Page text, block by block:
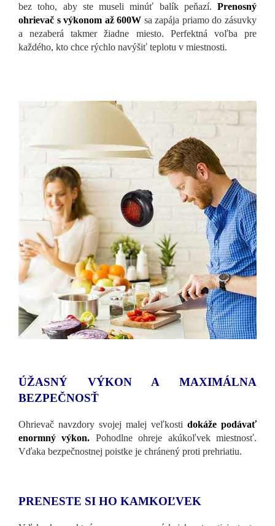
bez toho, aby ste museli minúť balík peňazí. Prenosný
ohrievač s výkonom až 600W sa zapája priamo do zásuvky
a nezaberá takmer žiadne miesto. Perfektná voľba pre
každého, kto chce rýchlo navýšiť teplotu v miestnosti.
ÚŽASNÝ VÝKON A MAXIMÁLNA
BEZPEČNOSŤ
Ohrievač navzdory svojej malej veľkosti dokáže podávať
enormný výkon. Pohodlne ohreje akúkoľvek miestnosť.
Vďaka bezpečnostnej poistke je chránený proti prehriatiu.
PRENESTE SI HO KAMKOĽVEK